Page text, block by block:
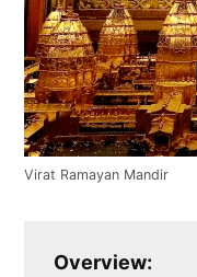
Virat Ramayan Mandir
Overview: